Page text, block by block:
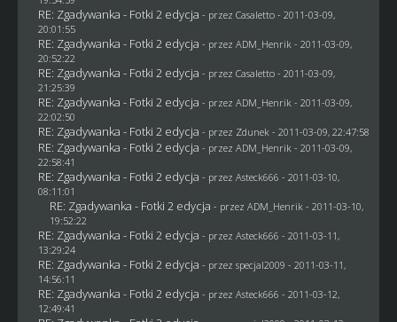
RE: Zgadywanka - Fotki 2 edycja - przez Casaletto- 2011-03-09,
20:01:55
RE: Zgadywanka - Fotki 2 edycja - przez ADM_Henrik - 2011-03-09,
20:52:22
RE: Zgadywanka - Fotki 2 edycja - przez Casaletto- 2011-03-09,
21:25:39
RE: Zgadywanka - Fotki 2 edycja - przez ADM_Henrik - 2011-03-09,
22:02:50
RE: Zgadywanka - Fotki 2 edycja - przez Zdunek - 2011-03-09, 22:47:58
RE: Zgadywanka - Fotki 2 edycja - przez ADM_Henrik - 2011-03-09,
22:58:41
RE: Zgadywanka - Fotki 2 edycja - przez Asteck666 - 2011-03-10,
08:11:01
RE: Zgadywanka - Fotki 2 edycja - przez ADM_Henrik - 2011-03-10,
19:52:22
RE: Zgadywanka - Fotki 2 edycja - przez Asteck666 - 2011-03-11,
13:29:24
RE: Zgadywanka - Fotki 2 edycja - przez specjal2009 - 2011-03-11,
14:56:11
RE: Zgadywanka - Fotki 2 edycja - przez Asteck666 - 2011-03-12,
12:49:41